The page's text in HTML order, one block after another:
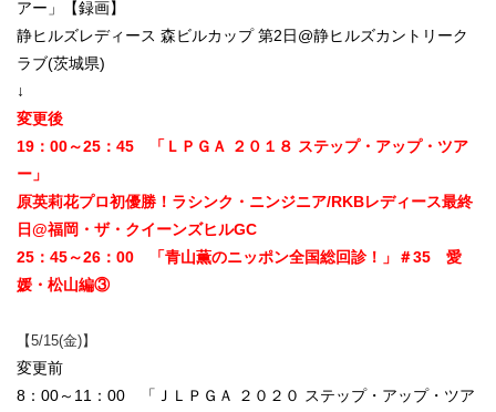
アー」【録画】
静ヒルズレディース 森ビルカップ 第2日@静ヒルズカントリーク
ラブ(茨城県)
↓
変更後
19：00～25：45 「ＬＰＧＡ ２０１８ ステップ・アップ・ツア
ー」
原英莉花プロ初優勝！ラシンク・ニンジニア/RKBレディース最終
日@福岡・ザ・クイーンズヒルGC
25：45～26：00 「青山薫のニッポン全国総回診！」＃35 愛
媛・松山編③
【5/15(金)】
変更前
8：00～11：00 「ＪＬＰＧＡ ２０２０ ステップ・アップ・ツア